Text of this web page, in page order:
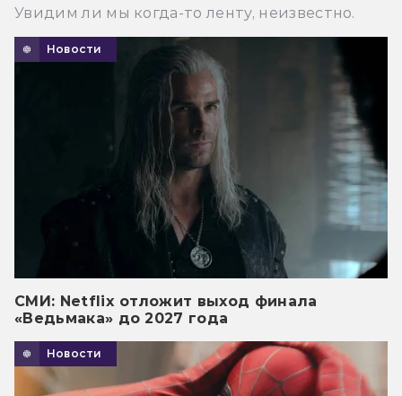
Увидим ли мы когда-то ленту, неизвестно.
Новости
СМИ: Netflix отложит выход финала
«Ведьмака» до 2027 года
Новости